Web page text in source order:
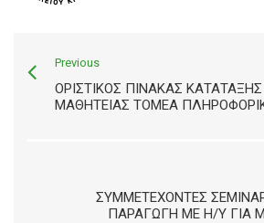
Previous
ΟΡΙΣΤΙΚΌΣ ΠΊΝΑΚΑΣ
ΜΑΘΗΤΕΊΑΣ ΤΟΜΈΑ
ΣΥΜΜΕΤΈΧΟΝΤΕΣ
ΠΑΡΑΓΩΓΗ ΜΕ Η/Υ ΓΙΑ